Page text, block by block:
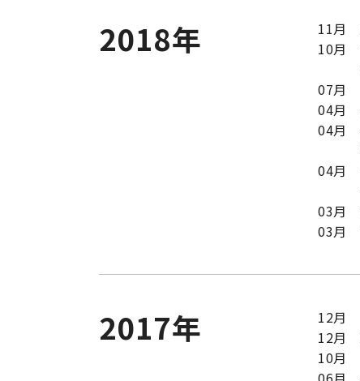
2018年 11月
10月
07月
04月
04月
04月
03月
03月
2017年 12月
12月
10月